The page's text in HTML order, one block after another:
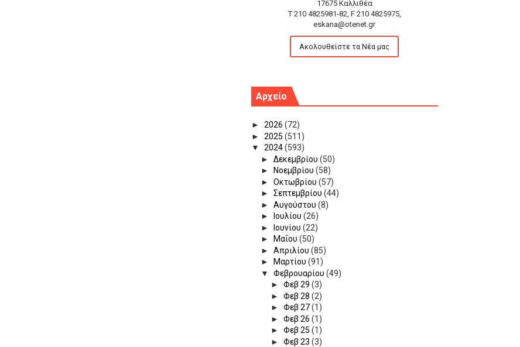
17675 Καλλιθέα
T 210 4825981-82, F 210 4825975,
eskana@otenet.gr
Ακολουθείστε τα Νέα μας
Αρχείο
► 2026 (72)
► 2025 (511)
▼ 2024(593)
►Δεκεμβρίου(50)
► Νοεμβρίου(58)
►Οκτωβρίου(57)
►Σεπτεμβρίου(44)
►Αυγούστου(8)
►
Ιουλίου(26)
►
Ιουνίου(22)
► Μαΐου(50)
►Απριλίου(85)
► Μαρτίου(91)
▼Φεβρουαρίου(49)
►Φεβ 29(3)
►Φεβ 28(2)
►Φεβ 27(1)
►Φεβ 26(1)
►Φεβ 25(1)
►Φεβ 23(3)